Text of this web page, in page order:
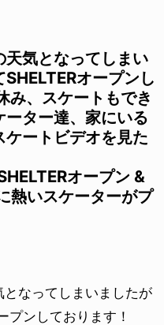
気となってしまい
オープンし
み、スケートもでき
ター達、家にいる
ートビデオを見た
オープン &
熱いスケーターがプ
なってしまいましたが
プンしております！